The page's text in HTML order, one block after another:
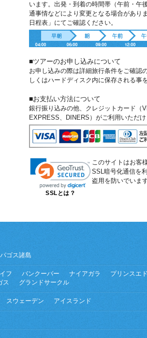
います。出発・到着の時間帯（午前・午
通事情などにより変更となる場合があり
日程表」にてご確認ください。
■ツアーのお申し込みについて
お申し込みの際は詳細旅行条件をご確認
しくはハードディスク内に保存される事
■お支払い方法について
銀行振り込みの他、クレジットカード（
EXPRESS、DINERS）がご利用いただけ
SSLとは？
このサイトはお客
SSL暗号化通信を
盗用を防いでいます
ゴス諸島
フ バンクーバー ナイアガラ プリンスエ
ス グランドサークル
スウェーデン アイスランド